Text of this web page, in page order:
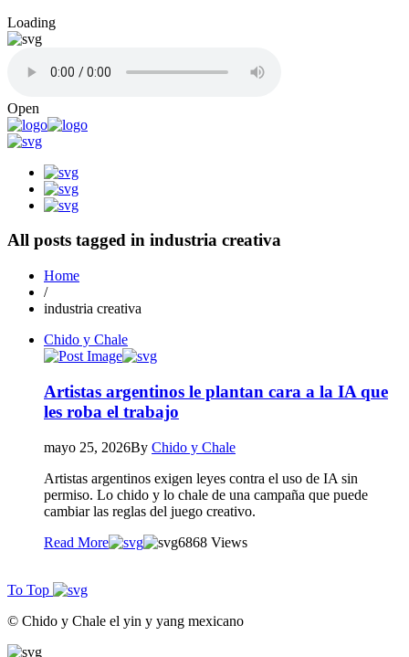
Loading
Open
All posts tagged in industria creativa
Home
/
industria creativa
Chido y Chale
Artistas argentinos le plantan cara a la IA que
les roba el trabajo
mayo 25, 2026By Chido y Chale
Artistas argentinos exigen leyes contra el uso de IA sin
permiso. Lo chido y lo chale de una campaña que puede
cambiar las reglas del juego creativo.
Read More
6868 Views
To Top
© Chido y Chale el yin y yang mexicano